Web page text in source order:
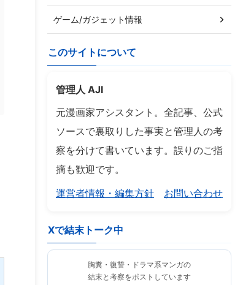
ゲーム/ガジェット情報
このサイトについて
管理人 AJI
元漫画家アシスタント。全記事、公式
ソースで裏取りした事実と管理人の考
察を分けて書いています。誤りのご指
摘も歓迎です。
運営者情報・編集方針
お問い合わせ
Xで結末トーク中
胸糞・復讐・ドラマ系マンガの
結末と考察をポストしています